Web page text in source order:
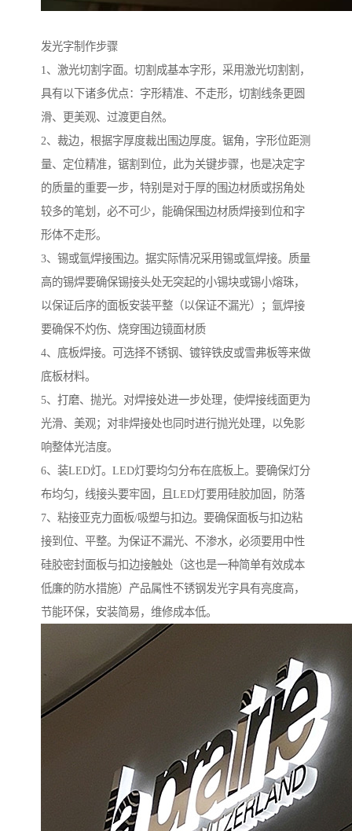
发光字制作步骤
1、激光切割字面。切割成基本字形，采用激光切割割，
具有以下诸多优点：字形精准、不走形，切割线条更圆
滑、更美观、过渡更自然。
2、裁边，根据字厚度裁出围边厚度。锯角，字形位距测
量、定位精准，锯割到位，此为关键步骤，也是决定字
的质量的重要一步，特别是对于厚的围边材质或拐角处
较多的笔划，必不可少，能确保围边材质焊接到位和字
形体不走形。
3、锡或氩焊接围边。据实际情况采用锡或氩焊接。质量
高的锡焊要确保锡接头处无突起的小锡块或锡小熔珠，
以保证后序的面板安装平整（以保证不漏光）；氩焊接
要确保不灼伤、烧穿围边镜面材质
4、底板焊接。可选择不锈钢、镀锌铁皮或雪弗板等来做
底板材料。
5、打磨、抛光。对焊接处进一步处理，使焊接线面更为
光滑、美观；对非焊接处也同时进行抛光处理，以免影
响整体光洁度。
6、装LED灯。LED灯要均匀分布在底板上。要确保灯分
布均匀，线接头要牢固，且LED灯要用硅胶加固，防落
7、粘接亚克力面板/吸塑与扣边。要确保面板与扣边粘
接到位、平整。为保证不漏光、不渗水，必须要用中性
硅胶密封面板与扣边接触处（这也是一种简单有效成本
低廉的防水措施）产品属性不锈钢发光字具有亮度高，
节能环保，安装简易，维修成本低。